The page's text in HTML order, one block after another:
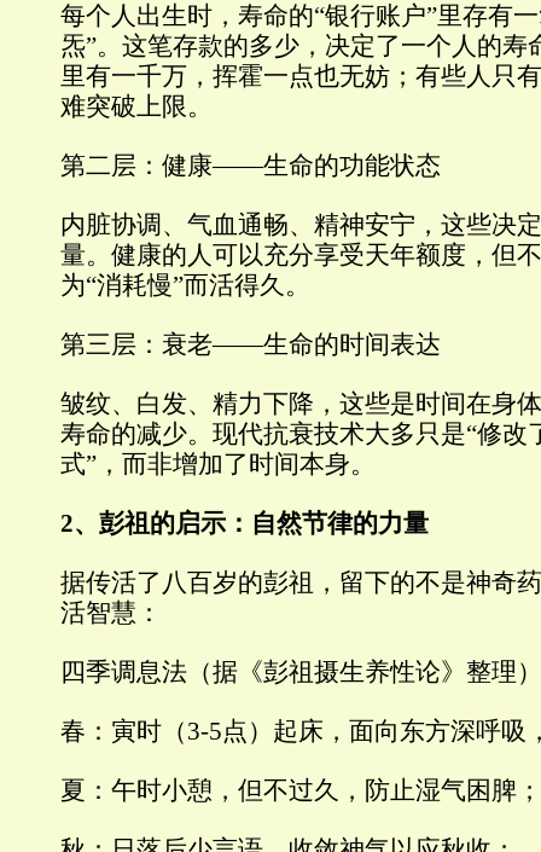
每个人出生时，寿命的“银行账户”里存有
炁”。这笔存款的多少，决定了一个人的寿
里有一千万，挥霍一点也无妨；有些人只
难突破上限。
第二层：健康——生命的功能状态
内脏协调、气血通畅、精神安宁，这些决
量。健康的人可以充分享受天年额度，但
为“消耗慢”而活得久。
第三层：衰老——生命的时间表达
皱纹、白发、精力下降，这些是时间在身
寿命的减少。现代抗衰技术大多只是“修改
式”，而非增加了时间本身。
2、彭祖的启示：自然节律的力量
据传活了八百岁的彭祖，留下的不是神奇
活智慧：
四季调息法（据《彭祖摄生养性论》整理
春：寅时（3-5点）起床，面向东方深呼吸
夏：午时小憩，但不过久，防止湿气困脾；